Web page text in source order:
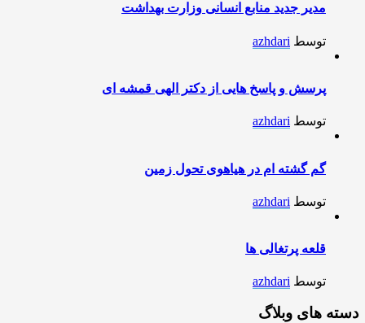
مدیر جدید منابع انسانی وزارت بهداشت
توسط azhdari
پرسش و پاسخ هایی از دکتر الهی قمشه ای
توسط azhdari
گم گشته ام در هیاهوی تحول زمین
توسط azhdari
قلعه پرتغالی ها
توسط azhdari
دسته های وبلاگ